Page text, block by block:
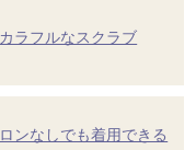
ラフルなスクラブ
ンなしでも着用できる